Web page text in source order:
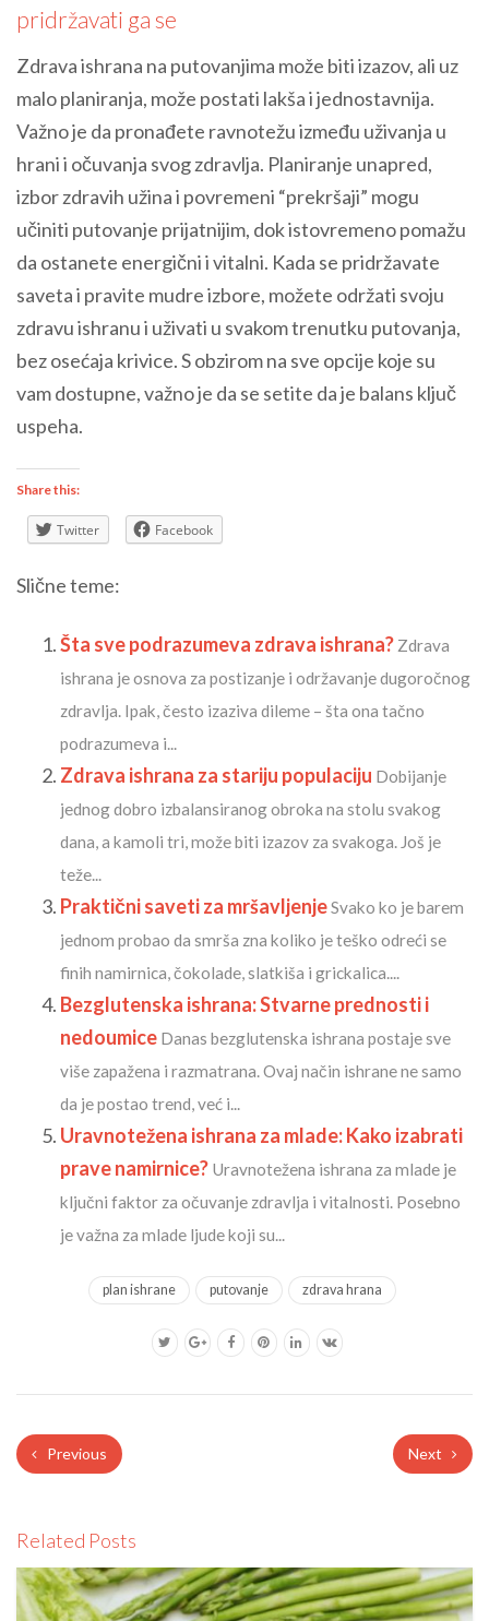
pridržavati ga se
Zdrava ishrana na putovanjima može biti izazov, ali uz
malo planiranja, može postati lakša i jednostavnija.
Važno je da pronađete ravnotežu između uživanja u
hrani i očuvanja svog zdravlja. Planiranje unapred,
izbor zdravih užina i povremeni “prekršaji” mogu
učiniti putovanje prijatnijim, dok istovremeno pomažu
da ostanete energični i vitalni. Kada se pridržavate
saveta i pravite mudre izbore, možete održati svoju
zdravu ishranu i uživati u svakom trenutku putovanja,
bez osećaja krivice. S obzirom na sve opcije koje su
vam dostupne, važno je da se setite da je balans ključ
uspeha.
Share this:
Twitter Facebook
Slične teme:
Šta sve podrazumeva zdrava ishrana? Zdrava
ishrana je osnova za postizanje i održavanje dugoročnog
zdravlja. Ipak, često izaziva dileme – šta ona tačno
podrazumeva i...
Zdrava ishrana za stariju populaciju Dobijanje
jednog dobro izbalansiranog obroka na stolu svakog
dana, a kamoli tri, može biti izazov za svakoga. Još je
teže...
Praktični saveti za mršavljenjeSvako ko je barem
jednom probao da smrša zna koliko je teško odreći se
finih namirnica, čokolade, slatkiša i grickalica....
Bezglutenska ishrana: Stvarne prednosti i
nedoumice Danas bezglutenska ishrana postaje sve
više zapažena i razmatrana. Ovaj način ishrane ne samo
da je postao trend, već i...
Uravnotežena ishrana za mlade: Kako izabrati
prave namirnice? Uravnotežena ishrana za mlade je
ključni faktor za očuvanje zdravlja i vitalnosti. Posebno
je važna za mlade ljude koji su...
plan ishrane putovanje zdrava hrana
Previous Next
Related Posts